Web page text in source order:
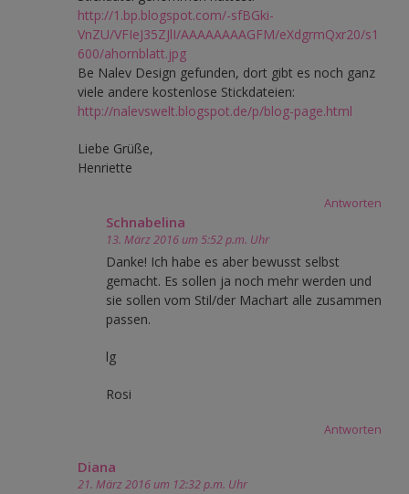
http://1.bp.blogspot.com/-sfBGki-
VnZU/VFIeJ35ZJlI/AAAAAAAAGFM/eXdgrmQxr20/s1
600/ahornblatt.jpg
Be Nalev Design gefunden, dort gibt es noch ganz
viele andere kostenlose Stickdateien:
http://nalevswelt.blogspot.de/p/blog-page.html
Liebe Grüße,
Henriette
Antworten
Schnabelina
13. März 2016 um 5:52 p.m. Uhr
Danke! Ich habe es aber bewusst selbst
gemacht. Es sollen ja noch mehr werden und
sie sollen vom Stil/der Machart alle zusammen
passen.
lg
Rosi
Antworten
Diana
21. März 2016 um 12:32 p.m. Uhr